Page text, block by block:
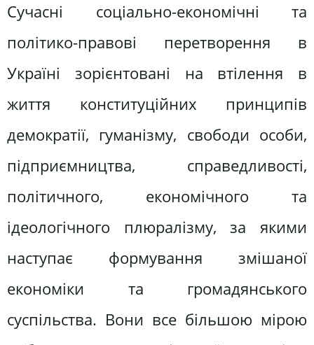
Сучасні соціально-економічні та
політико-правові перетворення в
Україні зорієнтовані на втілення в
життя конституційних принципів
демократії, гуманізму, свободи особи,
підприємництва, справедливості,
політичного, економічного та
ідеологічного плюралізму, за якими
наступає формування змішаної
економіки та громадянського
суспільства. Вони все більшою мірою